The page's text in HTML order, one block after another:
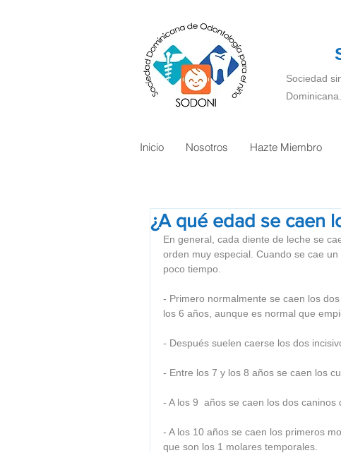
Sociedad
Dominicana.
Inicio Nosotros Hazte Miembro
¿A qué edad se caen
En general, cada diente de leche se
orden muy especial. Cuando se cae
poco tiempo.
- Primero normalmente se caen los
los 6 años, aunque es normal que
- Después suelen caerse los dos
- Entre los 7 y los 8 años se caen los
- A los 9  años se caen los dos caninos
- A los 10 años se caen los primeros
que son los 1 molares temporales.